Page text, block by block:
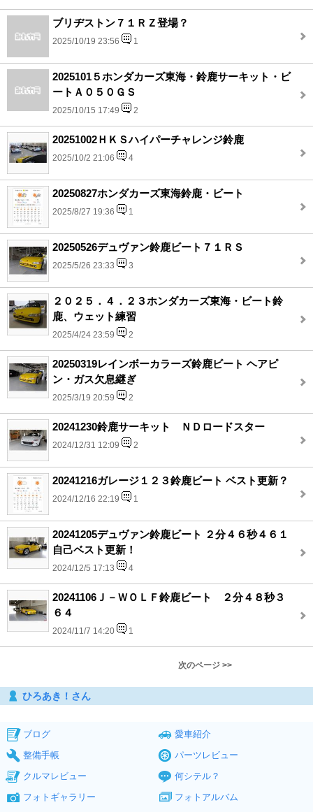
ブリヂストン７１ＲＺ登場？
2025/10/19 23:56 1
2025101５ホンダカーズ東海・鈴鹿サーキット・ビ
ートＡ０５０ＧＳ
2025/10/15 17:49 2
20251002ＨＫＳハイパーチャレンジ鈴鹿
2025/10/2 21:06 4
20250827ホンダカーズ東海鈴鹿・ビート
2025/8/27 19:36 1
20250526デュヴァン鈴鹿ビート７１ＲＳ
2025/5/26 23:33 3
２０２５．４．２３ホンダカーズ東海・ビート鈴
鹿、ウェット練習
2025/4/24 23:59 2
20250319レインボーカラーズ鈴鹿ビート ヘアピ
ン・ガス欠息継ぎ
2025/3/19 20:59 2
20241230鈴鹿サーキット ＮＤロードスター
2024/12/31 12:09 2
20241216ガレージ１２３鈴鹿ビート ベスト更新？
2024/12/16 22:19 1
20241205デュヴァン鈴鹿ビート ２分４６秒４６１
自己ベスト更新！
2024/12/5 17:13 4
20241106Ｊ－ＷＯＬＦ鈴鹿ビート ２分４８秒３
６４
2024/11/7 14:20 1
次のページ >>
ひろあき！さん
ブログ
愛車紹介
整備手帳
パーツレビュー
クルマレビュー
何シテル？
フォトギャラリー
フォトアルバム